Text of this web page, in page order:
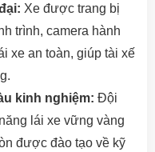
Xe được trang bị
trình, camera hành
xe an toàn, giúp tài xế
kinh nghiệm: Đội
lái xe vững vàng
được đào tạo về kỹ